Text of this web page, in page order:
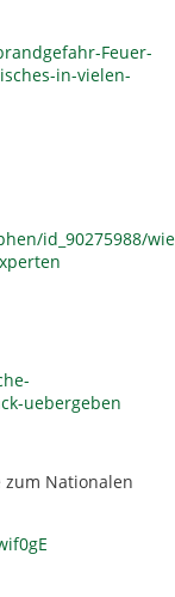
Feuer-
in-vielen-
id_90275988/
uebergeben
zum Nationalen